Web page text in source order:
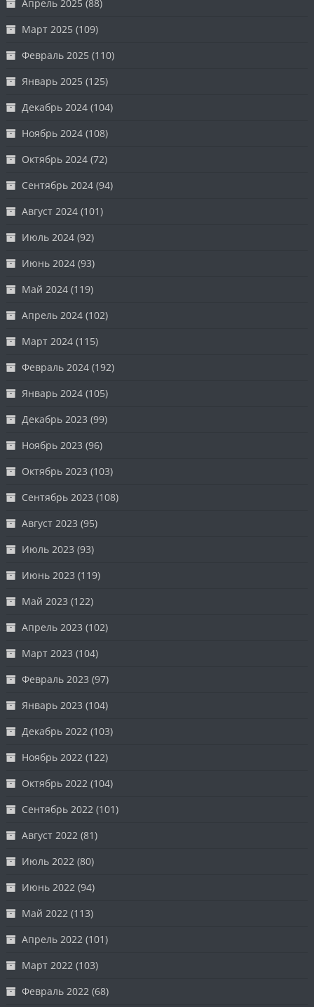
Апрель 2025 (88)
Март 2025 (109)
Февраль 2025 (110)
Январь 2025 (125)
Декабрь 2024 (104)
Ноябрь 2024 (108)
Октябрь 2024 (72)
Сентябрь 2024 (94)
Август 2024 (101)
Июль 2024 (92)
Июнь 2024 (93)
Май 2024 (119)
Апрель 2024 (102)
Март 2024 (115)
Февраль 2024 (192)
Январь 2024 (105)
Декабрь 2023 (99)
Ноябрь 2023 (96)
Октябрь 2023 (103)
Сентябрь 2023 (108)
Август 2023 (95)
Июль 2023 (93)
Июнь 2023 (119)
Май 2023 (122)
Апрель 2023 (102)
Март 2023 (104)
Февраль 2023 (97)
Январь 2023 (104)
Декабрь 2022 (103)
Ноябрь 2022 (122)
Октябрь 2022 (104)
Сентябрь 2022 (101)
Август 2022 (81)
Июль 2022 (80)
Июнь 2022 (94)
Май 2022 (113)
Апрель 2022 (101)
Март 2022 (103)
Февраль 2022 (68)